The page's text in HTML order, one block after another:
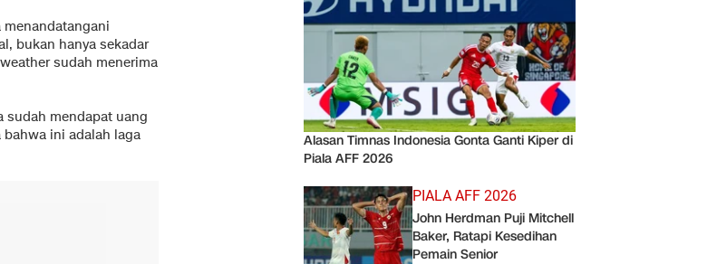
menandatangani
bukan hanya sekadar
sudah menerima
sudah mendapat uang
ini adalah laga
Alasan Timnas Indonesia Gonta Ganti Kiper di
Piala AFF 2026
PIALA AFF 2026
John Herdman Puji Mitchell
Baker, Ratapi Kesedihan
Pemain Senior